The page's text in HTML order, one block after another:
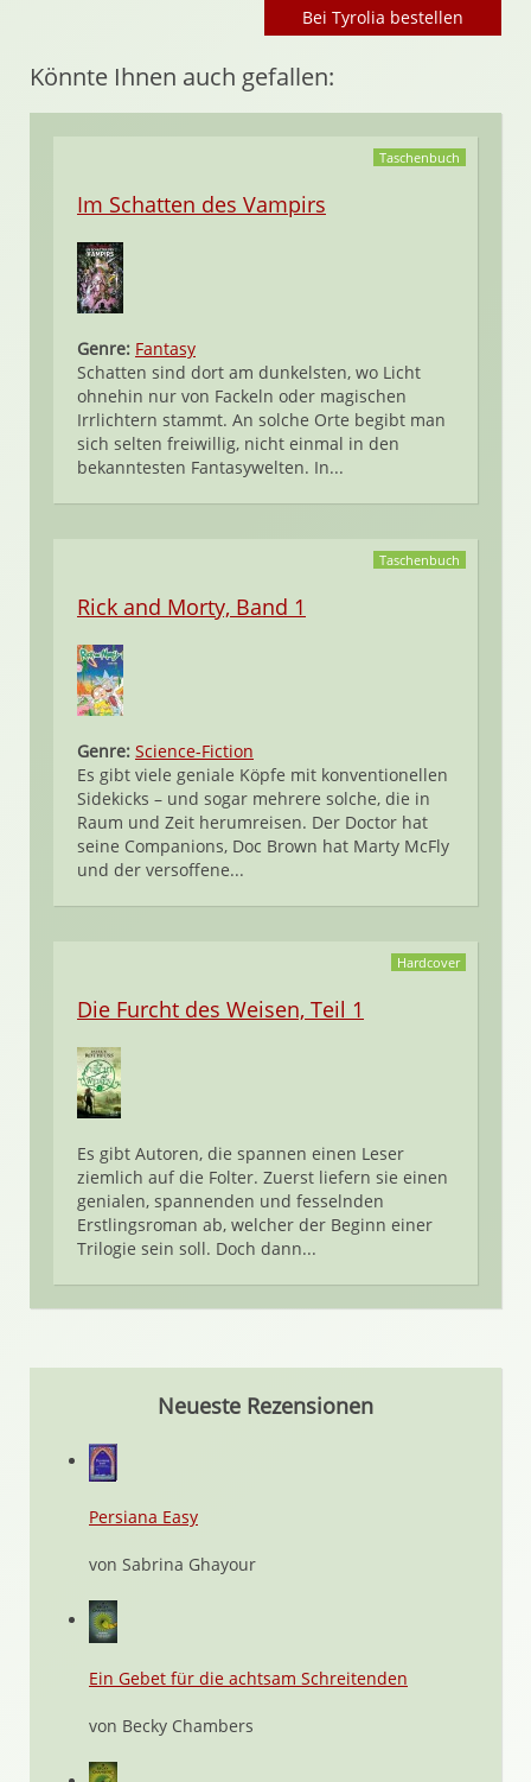
Bei Tyrolia bestellen
Könnte Ihnen auch gefallen:
Taschenbuch
Im Schatten des Vampirs
Genre: Fantasy
Schatten sind dort am dunkelsten, wo Licht
ohnehin nur von Fackeln oder magischen
Irrlichtern stammt. An solche Orte begibt man
sich selten freiwillig, nicht einmal in den
bekanntesten Fantasywelten. In...
Taschenbuch
Rick and Morty, Band 1
Genre: Science-Fiction
Es gibt viele geniale Köpfe mit konventionellen
Sidekicks – und sogar mehrere solche, die in
Raum und Zeit herumreisen. Der Doctor hat
seine Companions, Doc Brown hat Marty McFly
und der versoffene...
Hardcover
Die Furcht des Weisen, Teil 1
Es gibt Autoren, die spannen einen Leser
ziemlich auf die Folter. Zuerst liefern sie einen
genialen, spannenden und fesselnden
Erstlingsroman ab, welcher der Beginn einer
Trilogie sein soll. Doch dann...
Neueste Rezensionen
Persiana Easy
von Sabrina Ghayour
Ein Gebet für die achtsam Schreitenden
von Becky Chambers